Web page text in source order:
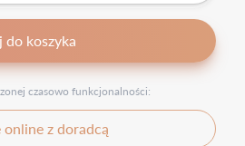
do koszyka
czasowo funkcjonalności:
z doradcą